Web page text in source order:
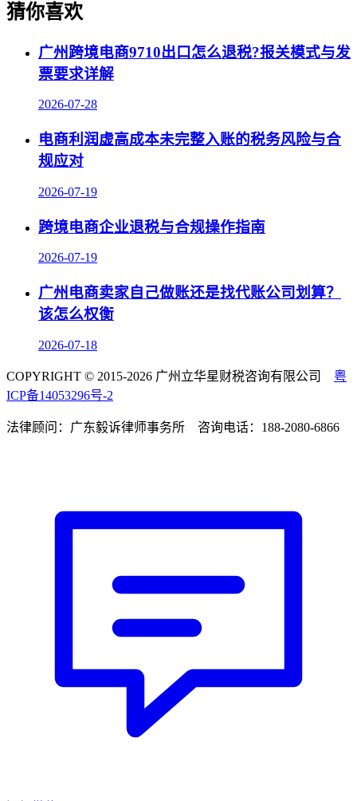
猜你喜欢
广州跨境电商9710出口怎么退税?报关模式与发
票要求详解
2026-07-28
电商利润虚高成本未完整入账的税务风险与合
规应对
2026-07-19
跨境电商企业退税与合规操作指南
2026-07-19
广州电商卖家自己做账还是找代账公司划算？
该怎么权衡
2026-07-18
COPYRIGHT © 2015-2026 广州立华星财税咨询有限公司 粤
ICP备14053296号-2
法律顾问：广东毅诉律师事务所 咨询电话：188-2080-6866